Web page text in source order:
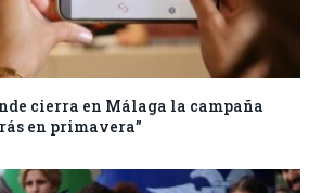
cierra en Málaga la campaña
en primavera”